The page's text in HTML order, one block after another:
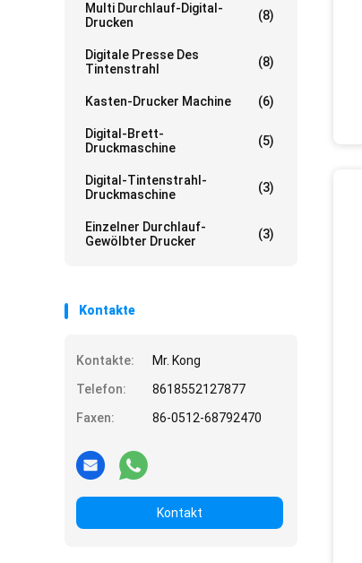
Multi Durchlauf-Digital-
Drucken
(8)
Digitale Presse Des
Tintenstrahl
(8)
Kasten-Drucker Machine (6)
Digital-Brett-
Druckmaschine
(5)
Digital-Tintenstrahl-
Druckmaschine
(3)
Einzelner Durchlauf-
Gewölbter Drucker
(3)
Kontakte
Kontakte:
Mr. Kong
Telefon:
8618552127877
Faxen:
86-0512-68792470
Kontakt